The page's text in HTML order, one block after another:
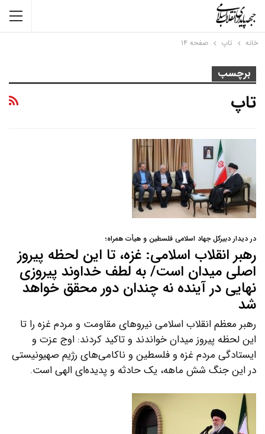
خانه تاپ صفحه ۱۴
برچسب
تاپ
در دیدار دبیرکل جهاد اسلامی فلسطین و هیأت همراه؛
رهبر انقلاب اسلامی: غزه، تا این لحظه پیروز
اصلی میدان است/ به لطف خداوند پیروزی
نهایی در آینده نه چندان دور محقق خواهد
شد
رهبر معظم انقلاب اسلامی نیروهای مقاومت و مردم غزه را تا
این لحظه پیروز میدان خواندند و تاکید کردند: اوج عزت و
ایستادگی مردم غزه و فلسطین و ناکامی‌های رژیم صهیونیستی
در این جنگ شش ماهه، یک حادثه و پدیده‌ای الهی است.